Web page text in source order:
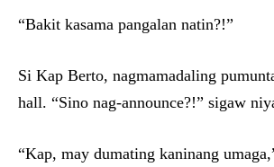
“Bakit kasama pangalan natin?!”
Si Kap Berto, nagmamadaling
hall. “Sino nag-announce?!” sigaw
“Kap, may dumating kaninang